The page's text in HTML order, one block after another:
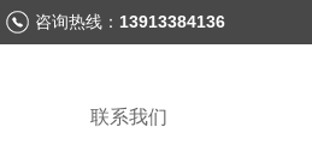
咨询热线： 13913384136
联系我们